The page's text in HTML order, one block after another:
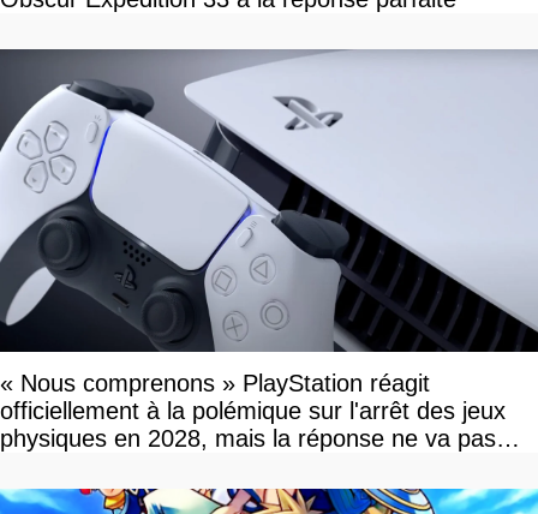
« Nous comprenons » PlayStation réagit
officiellement à la polémique sur l'arrêt des jeux
physiques en 2028, mais la réponse ne va pas